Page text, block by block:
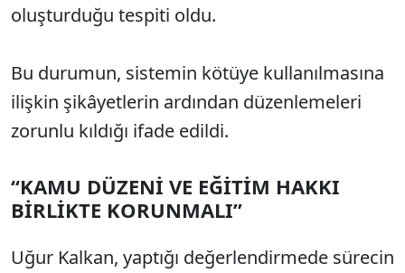
oluşturduğu tespiti oldu.
Bu durumun, sistemin kötüye kullanılmasına
ilişkin şikâyetlerin ardından düzenlemeleri
zorunlu kıldığı ifade edildi.
“KAMU DÜZENİ VE EĞİTİM HAKKI
BİRLİKTE KORUNMALI”
Uğur Kalkan, yaptığı değerlendirmede sürecin